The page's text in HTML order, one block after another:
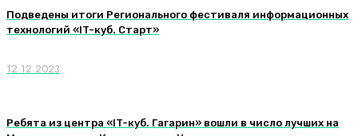
Подведены итоги Регионального фестиваля информационных
технологий «IT-куб. Старт»
12.12.2023
Ребята из центра «IT-куб. Гагарин» вошли в число лучших на